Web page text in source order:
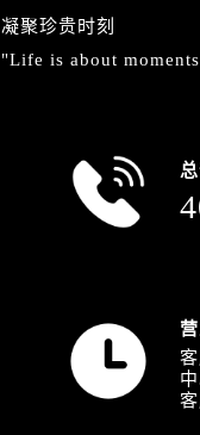
山西省晋城市
山西省晋中市
山西省朔州市
山西省忻州市
山西省阳泉市
山西省太原市
天津市和平区
安徽省安庆市
凝聚珍贵时刻
"Life is about